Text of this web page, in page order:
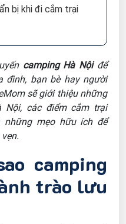
bị khi đi cắm trại
camping Hà Nộiđể
đình, bạn bè hay người
sẽ giới thiệu những
các điểm cắm trại
những mẹo hữu ích để
camping
trào lưu